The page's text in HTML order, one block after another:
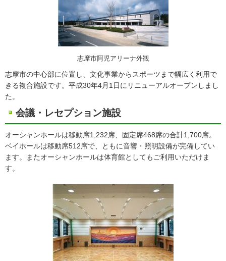
志摩市阿児アリーナ外観
志摩市の中心部に位置し、文化事業からスポーツまで幅広く利用で
きる複合施設です。平成30年4月1日にリニューアルオープンしまし
た。
会議・レセプション施設
オーシャンホールは移動席1,232席、固定席468席の合計1,700席。
ベイホールは移動席512席で、ともに音響・照明設備が完備してい
ます。またオーシャンホールは体育館としてもご利用いただけま
す。